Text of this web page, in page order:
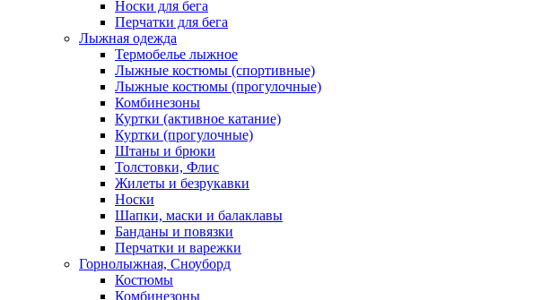
Носки для бега
Перчатки для бега
Лыжная одежда
Термобелье лыжное
Лыжные костюмы (спортивные)
Лыжные костюмы (прогулочные)
Комбинезоны
Куртки (активное катание)
Куртки (прогулочные)
Штаны и брюки
Толстовки, Флис
Жилеты и безрукавки
Носки
Шапки, маски и балаклавы
Банданы и повязки
Перчатки и варежки
Горнолыжная, Сноуборд
Костюмы
Комбинезоны